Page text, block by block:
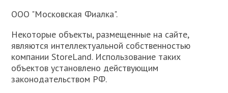
ООО "Московская Фиалка".
Некоторые объекты, размещенные на сайте,
являются интеллектуальной собственностью
компании StoreLand. Использование таких
объектов установлено действующим
законодательством РФ.